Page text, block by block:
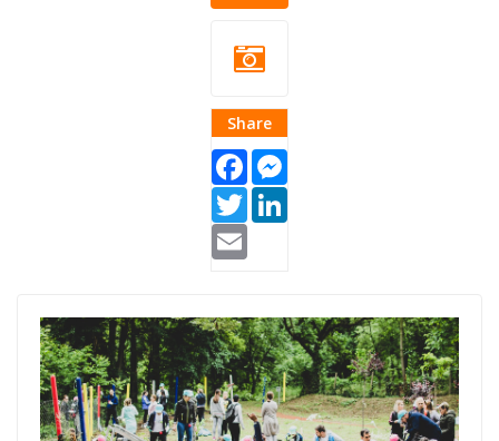
Share
Facebook
Twitter
CitizenDay-
CZUS-cover.png